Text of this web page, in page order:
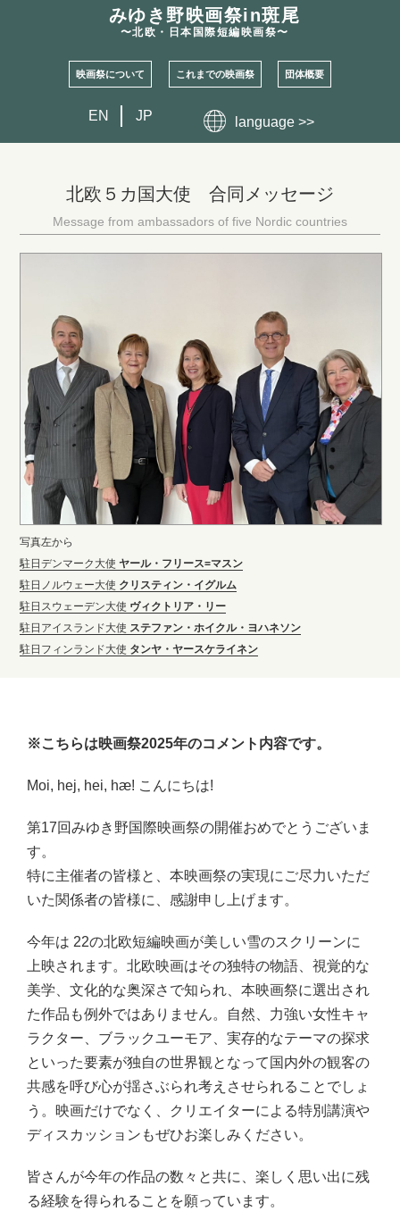
みゆき野映画祭in斑尾
〜北欧・日本国際短編映画祭〜
映画祭について これまでの映画祭 団体概要
EN JP language >>
北欧５カ国大使 合同メッセージ
Message from ambassadors of five Nordic countries
写真左から
駐日デンマーク大使ヤール・フリース=マスン
駐日ノルウェー大使 クリスティン・イグルム
駐日スウェーデン大使 ヴィクトリア・リー
駐日アイスランド大使 ステファン・ホイクル・ヨハネソン
駐日フィンランド大使 タンヤ・ヤースケライネン
※こちらは映画祭2025年のコメント内容です。
Moi, hej, hei, hæ! こんにちは!
第17回みゆき野国際映画祭の開催おめでとうございま
す。
特に主催者の皆様と、本映画祭の実現にご尽力いただ
いた関係者の皆様に、感謝申し上げます。
今年は 22の北欧短編映画が美しい雪のスクリーンに
上映されます。北欧映画はその独特の物語、視覚的な
美学、文化的な奥深さで知られ、本映画祭に選出され
た作品も例外ではありません。自然、力強い女性キャ
ラクター、ブラックユーモア、実存的なテーマの探求
といった要素が独自の世界観となって国内外の観客の
共感を呼び心が揺さぶられ考えさせられることでしょ
う。映画だけでなく、クリエイターによる特別講演や
ディスカッションもぜひお楽しみください。
皆さんが今年の作品の数々と共に、楽しく思い出に残
る経験を得られることを願っています。